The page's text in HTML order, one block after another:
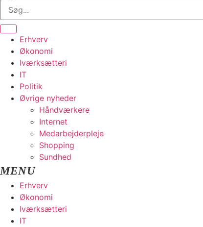
Erhverv
Økonomi
Iværksætteri
IT
Politik
Øvrige nyheder
Håndværkere
Internet
Medarbejderpleje
Shopping
Sundhed
Erhverv
Økonomi
Iværksætteri
IT